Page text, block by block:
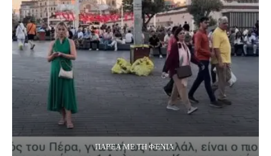
ΠΑΡΈΑ ΜΕ ΤΗ ΦΈΝΙΑ